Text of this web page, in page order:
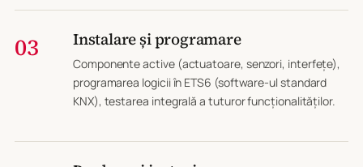
03 Instalare și programare
Componente active (actuatoare, senzori, interfețe),
programarea logicii în ETS6 (software-ul standard
KNX), testarea integrală a tuturor funcționalităților.